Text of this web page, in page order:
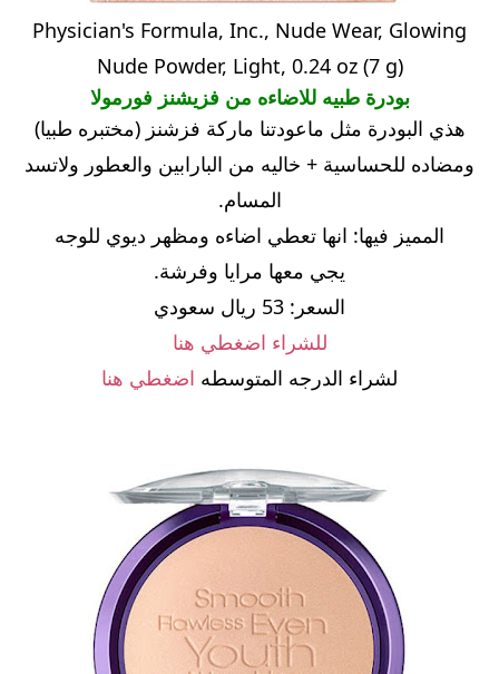
Physician's Formula, Inc., Nude Wear, Glowing
Nude Powder, Light, 0.24 oz (7 g)
بودرة طبيه للاضاءه من فزيشنز فورمولا
هذي البودرة مثل ماعودتنا ماركة فزشنز (مختبره طبيا)
ومضاده للحساسية + خاليه من البارابين والعطور ولاتسد
المسام.
المميز فيها: انها تعطي اضاءه ومظهر ديوي للوجه
يجي معها مرايا وفرشة.
السعر: 53 ريال سعودي
للشراء اضغطي هنا
لشراء الدرجه المتوسطه اضغطي هنا